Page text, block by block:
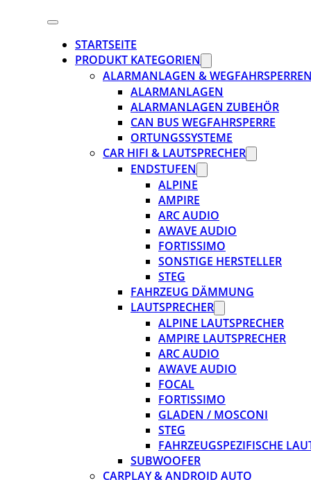
STARTSEITE
PRODUKT KATEGORIEN
ALARMANLAGEN & WEGFAHRSPERREN
ALARMANLAGEN
ALARMANLAGEN ZUBEHÖR
CAN BUS WEGFAHRSPERRE
ORTUNGSSYSTEME
CAR HIFI & LAUTSPRECHER
ENDSTUFEN
ALPINE
AMPIRE
ARC AUDIO
AWAVE AUDIO
FORTISSIMO
SONSTIGE HERSTELLER
STEG
FAHRZEUG DÄMMUNG
LAUTSPRECHER
ALPINE LAUTSPRECHER
AMPIRE LAUTSPRECHER
ARC AUDIO
AWAVE AUDIO
FOCAL
FORTISSIMO
GLADEN / MOSCONI
STEG
FAHRZEUGSPEZIFISCHE
SUBWOOFER
CARPLAY & ANDROID AUTO